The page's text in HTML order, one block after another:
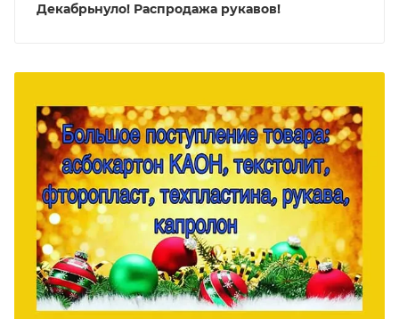
Декабрьнуло! Распродажа рукавов!